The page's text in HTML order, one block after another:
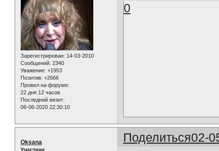
Зарегистрирован: 14-03-2010
Сообщений: 2340
Уважение: +1953
Позитив: +2666
Провел на форуме:
22 дня 12 часов
Последний визит:
06-06-2020 22:30:10
0
Поделиться02-
Oksana
Участник